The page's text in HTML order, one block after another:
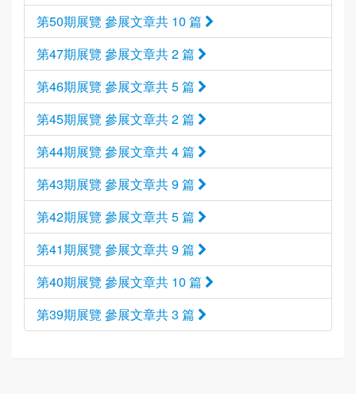
第50期展覽 參展文章共 10 篇
第47期展覽 參展文章共 2 篇
第46期展覽 參展文章共 5 篇
第45期展覽 參展文章共 2 篇
第44期展覽 參展文章共 4 篇
第43期展覽 參展文章共 9 篇
第42期展覽 參展文章共 5 篇
第41期展覽 參展文章共 9 篇
第40期展覽 參展文章共 10 篇
第39期展覽 參展文章共 3 篇